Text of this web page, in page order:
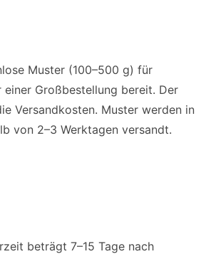
Muster (100–500 g) für
Großbestellung bereit. Der
Versandkosten. Muster werden in
von 2–3 Werktagen versandt.
beträgt 7–15 Tage nach